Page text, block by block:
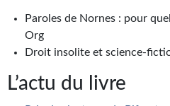
Paroles de Nornes : pour
Org
Droit insolite et science-
L’actu du livre